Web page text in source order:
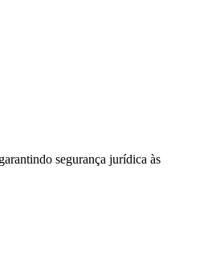
segurança jurídica às